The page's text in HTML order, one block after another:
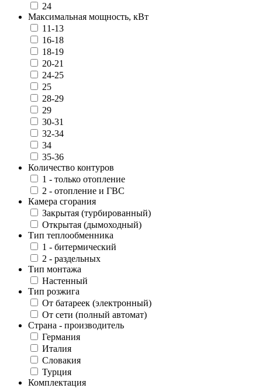
24
Максимальная мощность, кВт
11-13
16-18
18-19
20-21
24-25
25
28-29
29
30-31
32-34
34
35-36
Количество контуров
1 - только отопление
2 - отопление и ГВС
Камера сгорания
Закрытая (турбированный)
Открытая (дымоходный)
Тип теплообменника
1 - битермический
2 - раздельных
Тип монтажа
Настенный
Тип розжига
От батареек (электронный)
От сети (полный автомат)
Страна - производитель
Германия
Италия
Словакия
Турция
Комплектация